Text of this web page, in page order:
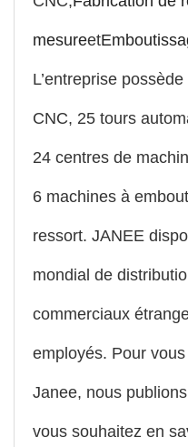
mesureet
L’entreprise
CNC, 25 tours
24 centres de
6 machines à
ressort. JANEE
mondial de
commerciaux
employés. Pour
Janee, nous
vous souhaitez en